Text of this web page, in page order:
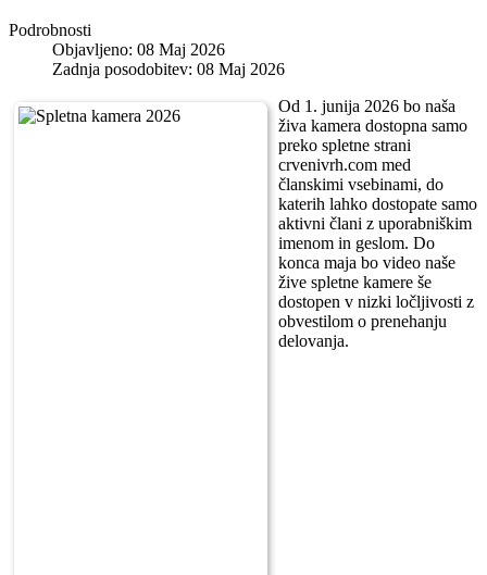
Podrobnosti
Objavljeno: 08 Maj 2026
Zadnja posodobitev: 08 Maj 2026
Od 1. junija 2026 bo naša
živa kamera dostopna samo
preko spletne strani
crvenivrh.com med
članskimi vsebinami, do
katerih lahko dostopate samo
aktivni člani z uporabniškim
imenom in geslom. Do
konca maja bo video naše
žive spletne kamere še
dostopen v nizki ločljivosti z
obvestilom o prenehanju
delovanja.